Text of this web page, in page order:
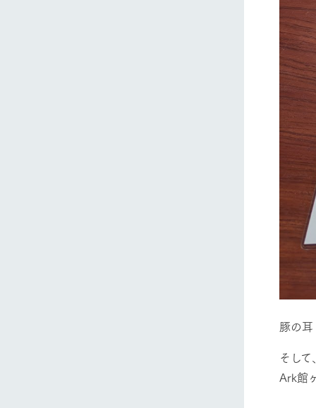
ホーム
Ark館ヶ
わたしたち
1Pでわか
農業の未
企業情報
豚の
そし
Ark館